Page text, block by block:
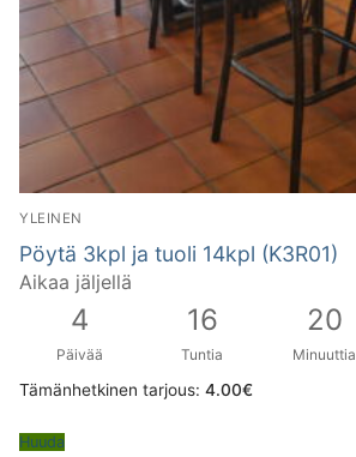
YLEINEN
Pöytä 3kpl ja tuoli 14kpl (K3R01)
Aikaa jäljellä
4
Päivää
16
Tuntia
20
Minuuttia
Tämänhetkinen tarjous: 4.00€
Huuda